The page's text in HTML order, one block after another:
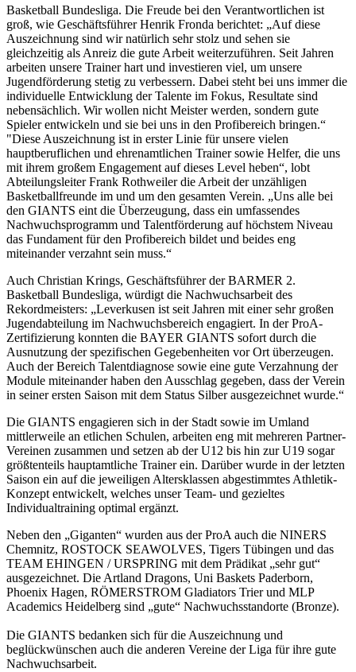
Basketball Bundesliga. Die Freude bei den Verantwortlichen ist
groß, wie Geschäftsführer Henrik Fronda berichtet: „Auf diese
Auszeichnung sind wir natürlich sehr stolz und sehen sie
gleichzeitig als Anreiz die gute Arbeit weiterzuführen. Seit Jahren
arbeiten unsere Trainer hart und investieren viel, um unsere
Jugendförderung stetig zu verbessern. Dabei steht bei uns immer die
individuelle Entwicklung der Talente im Fokus, Resultate sind
nebensächlich. Wir wollen nicht Meister werden, sondern gute
Spieler entwickeln und sie bei uns in den Profibereich bringen.“
"Diese Auszeichnung ist in erster Linie für unsere vielen
hauptberuflichen und ehrenamtlichen Trainer sowie Helfer, die uns
mit ihrem großem Engagement auf dieses Level heben“, lobt
Abteilungsleiter Frank Rothweiler die Arbeit der unzähligen
Basketballfreunde im und um den gesamten Verein. „Uns alle bei
den GIANTS eint die Überzeugung, dass ein umfassendes
Nachwuchsprogramm und Talentförderung auf höchstem Niveau
das Fundament für den Profibereich bildet und beides eng
miteinander verzahnt sein muss.“
Auch Christian Krings, Geschäftsführer der BARMER 2.
Basketball Bundesliga, würdigt die Nachwuchsarbeit des
Rekordmeisters: „Leverkusen ist seit Jahren mit einer sehr großen
Jugendabteilung im Nachwuchsbereich engagiert. In der ProA-
Zertifizierung konnten die BAYER GIANTS sofort durch die
Ausnutzung der spezifischen Gegebenheiten vor Ort überzeugen.
Auch der Bereich Talentdiagnose sowie eine gute Verzahnung der
Module miteinander haben den Ausschlag gegeben, dass der Verein
in seiner ersten Saison mit dem Status Silber ausgezeichnet wurde.“
Die GIANTS engagieren sich in der Stadt sowie im Umland
mittlerweile an etlichen Schulen, arbeiten eng mit mehreren Partner-
Vereinen zusammen und setzen ab der U12 bis hin zur U19 sogar
größtenteils hauptamtliche Trainer ein. Darüber wurde in der letzten
Saison ein auf die jeweiligen Altersklassen abgestimmtes Athletik-
Konzept entwickelt, welches unser Team- und gezieltes
Individualtraining optimal ergänzt.
Neben den „Giganten“ wurden aus der ProA auch die NINERS
Chemnitz, ROSTOCK SEAWOLVES, Tigers Tübingen und das
TEAM EHINGEN / URSPRING mit dem Prädikat „sehr gut“
ausgezeichnet. Die Artland Dragons, Uni Baskets Paderborn,
Phoenix Hagen, RÖMERSTROM Gladiators Trier und MLP
Academics Heidelberg sind „gute“ Nachwuchsstandorte (Bronze).
Die GIANTS bedanken sich für die Auszeichnung und
beglückwünschen auch die anderen Vereine der Liga für ihre gute
Nachwuchsarbeit.